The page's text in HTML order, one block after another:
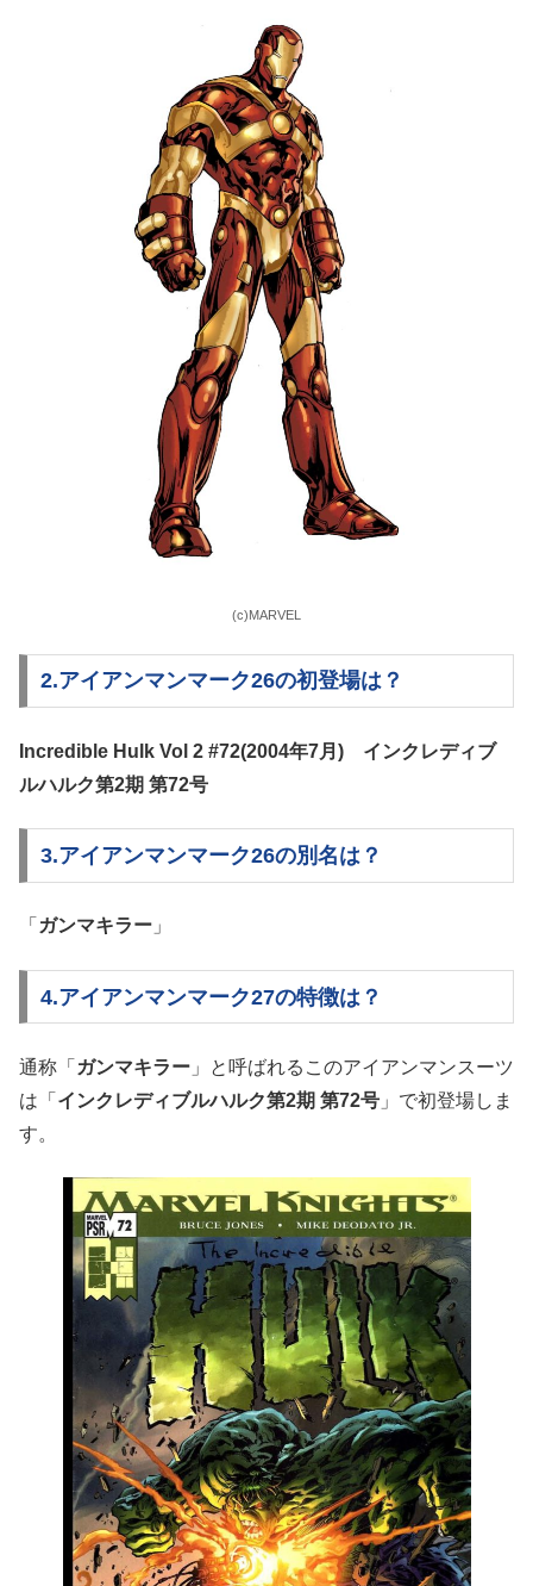
(c)MARVEL
2.アイアンマンマーク26の初登場は？
Incredible Hulk Vol 2 #72(2004年7月)
インクレディブ
ルハルク第2期 第72号
3.アイアンマンマーク26の別名は？
「 ガンマキラー 」
4.アイアンマンマーク27の特徴は？
通称「 ガンマキラー 」と呼ばれるこのアイアンマンスーツ
は「 インクレディブルハルク第2期 第72号 」で初登場しま
す。